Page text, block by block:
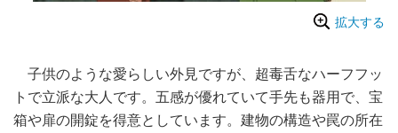
拡大する
子供のような愛らしい外見ですが、超毒舌なハーフフッ
トで立派な大人です。五感が優れていて手先も器用で、宝
箱や扉の開錠を得意としています。建物の構造や罠の所在